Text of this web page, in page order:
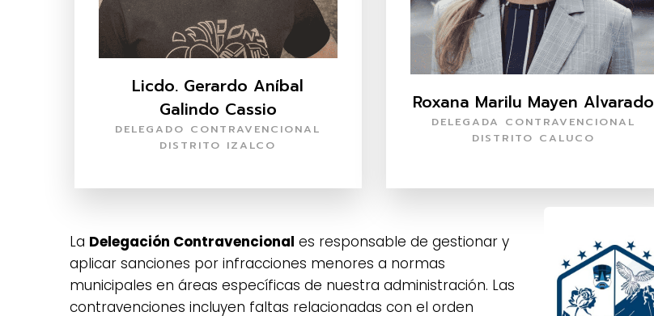
Licdo. Gerardo Aníbal
Galindo Cassio
DELEGADO CONTRAVENCIONAL
DISTRITO IZALCO
Roxana Marilu Mayen Alvarado
DELEGADA CONTRAVENCIONAL
DISTRITO CALUCO
La Delegación Contravencional es responsable de gestionar y
aplicar sanciones por infracciones menores a normas
municipales en áreas específicas de nuestra administración. Las
contravenciones incluyen faltas relacionadas con el orden